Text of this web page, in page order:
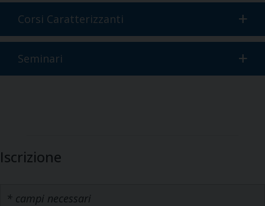
Corsi Caratterizzanti
Seminari
Iscrizione
* campi necessari